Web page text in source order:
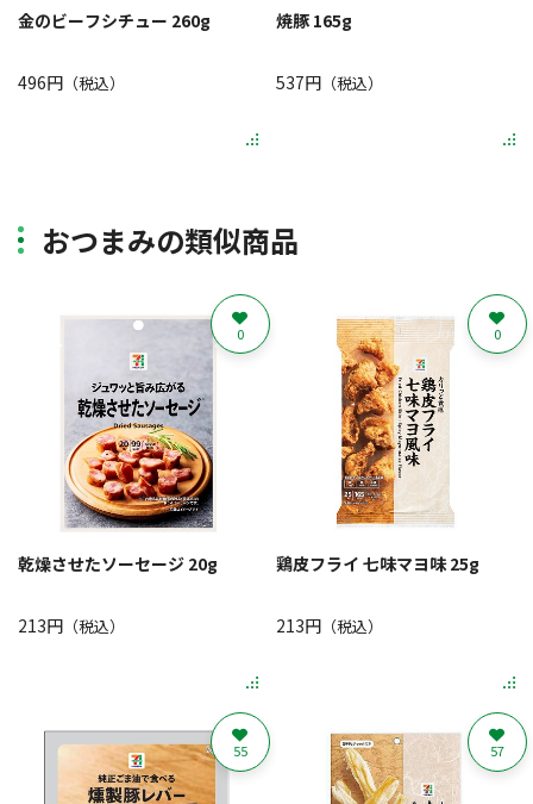
金のビーフシチュー 260g
496円 （税込）
焼豚 165g
537円（税込）
おつまみの類似商品
乾燥させたソーセージ 20g
213円 （税込）
0
鶏皮フライ 七味マヨ味 25g
213円（税込）
0
55 57